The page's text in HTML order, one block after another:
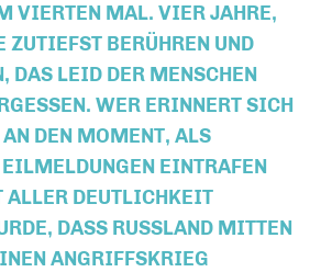
VIERTEN MAL. VIER JAHRE,
ZUTIEFST BERÜHREN UND
DAS LEID DER MENSCHEN
WER ERINNERT SICH
DEN MOMENT, ALS
EINTRAFEN
ALLER DEUTLICHKEIT
DASS RUSSLAND MITTEN
ANGRIFFSKRIEG